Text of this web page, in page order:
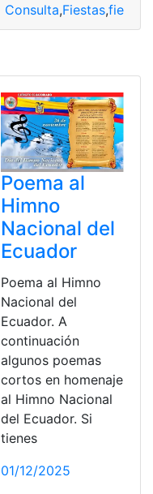
Consulta,Fiestas,fiestas
Poema al
Himno
Nacional del
Ecuador
Poema al Himno
Nacional del
Ecuador. A
continuación
algunos poemas
cortos en homenaje
al Himno Nacional
del Ecuador. Si
tienes
01/12/2025